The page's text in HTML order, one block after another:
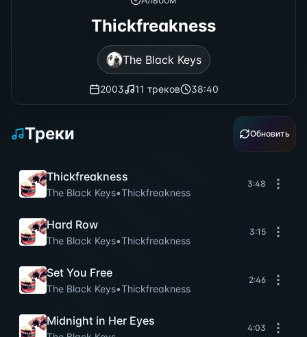
Thickfreakness
The Black Keys
2003 11 треков 38:40
Треки Обновить
Thickfreakness
The Black Keys•Thickfreakness
3:48
Hard Row
The Black Keys•Thickfreakness
3:15
Set You Free
The Black Keys•Thickfreakness
2:46
Midnight in Her Eyes
4:03